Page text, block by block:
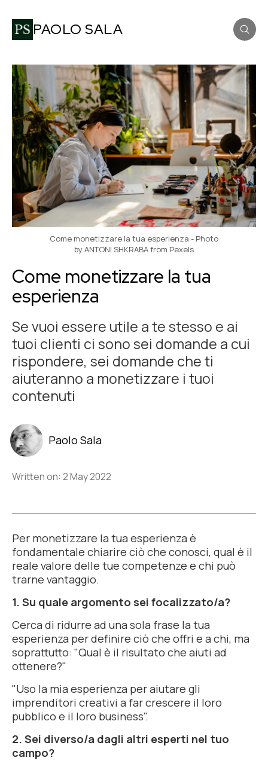
PAOLO SALA
Come monetizzare la tua esperienza - Photo
by ANTONI SHKRABA from Pexels
Come monetizzare la tua
esperienza
Se vuoi essere utile a te stesso e ai
tuoi clienti ci sono sei domande a cui
rispondere, sei domande che ti
aiuteranno a monetizzare i tuoi
contenuti
Paolo Sala
Written on: 2 May 2022
Per monetizzare la tua esperienza è
fondamentale chiarire ciò che conosci, qual è il
reale valore delle tue competenze e chi può
trarne vantaggio.
1. Su quale argomento sei focalizzato/a?
Cerca di ridurre ad una sola frase la tua
esperienza per definire ciò che offri e a chi, ma
soprattutto: "Qual è il risultato che aiuti ad
ottenere?"
"Uso la mia esperienza per aiutare gli
imprenditori creativi a far crescere il loro
pubblico e il loro business".
2. Sei diverso/a dagli altri esperti nel tuo
campo?